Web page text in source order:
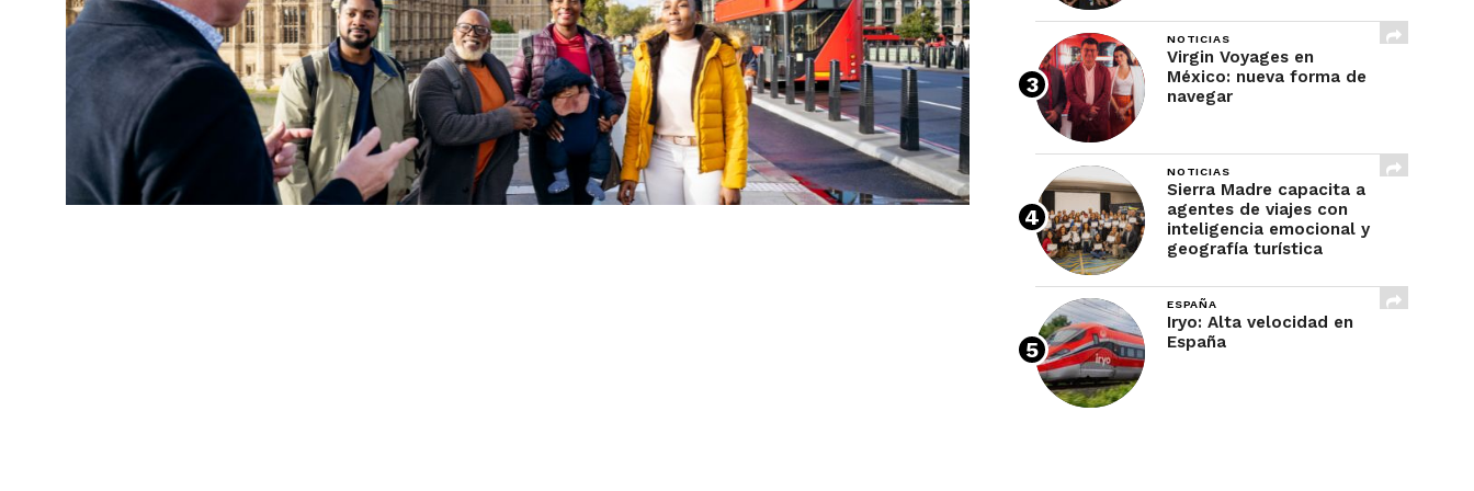
NOTICIAS
Virgin Voyages en
México: nueva forma de
navegar
NOTICIAS
Sierra Madre capacita a
agentes de viajes con
inteligencia emocional y
geografía turística
ESPAÑA
Iryo: Alta velocidad en
España